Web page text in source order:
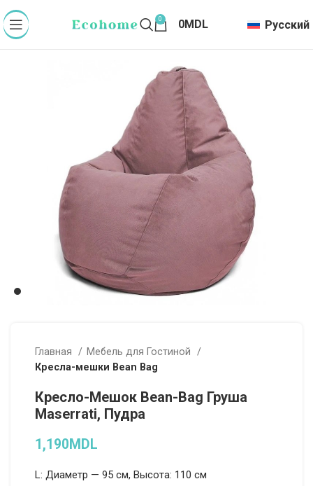
0 0MDL Русский
Главная
Мебель для Гостиной
Кресла-мешки Bean Bag
Кресло-Мешок Bean-Bag Груша
Maserrati, Пудра
1,190MDL
L: Диаметр — 95 см, Высота: 110 см